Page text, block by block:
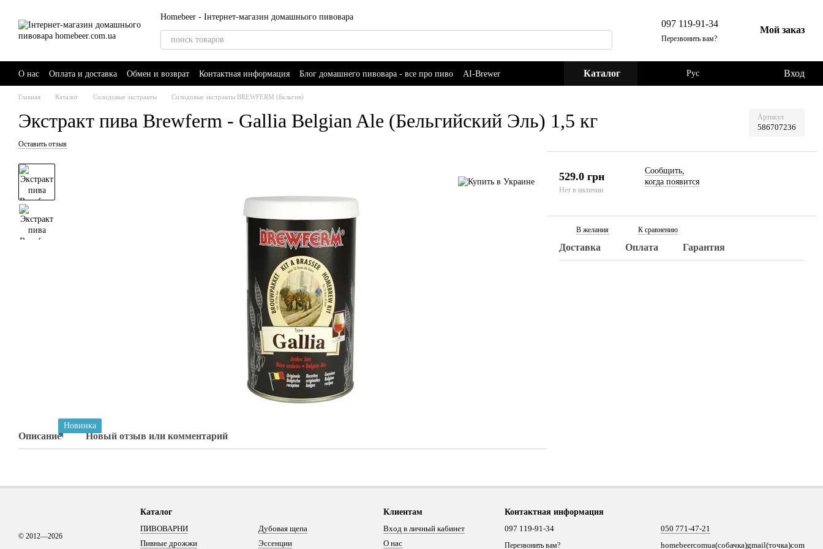
Homebeer - Інтернет-магазин домашнього пивовара
097 119-91-34
Перезвонить вам?
Мой заказ
О нас Оплата и доставка Обмен и возврат Контактная информация Блог домашнего пивовара - все про пиво AI-Brewer Каталог Рус Вход
Главная Каталог Солодовые экстракты Солодовые экстракты BREWFERM (Бельгия)
Экстракт пива Brewferm - Gallia Belgian Ale (Бельгийский Эль) 1,5 кг Артикул
586707236
Оставить отзыв
Новинка
Описание Новый отзыв или комментарий
529.0 грн
Нет в наличии
Сообщить,
когда появится
В желания К сравнению
Доставка Оплата Гарантия
© 2012—2026
Каталог
ПИВОВАРНИ
Пивные дрожжи
Дубовая щепа
Эссенции
Клиентам
Вход в личный кабинет
О нас
Контактная информация
097 119-91-34
Перезвонить вам?
050 771-47-21
homebeercomua(собачка)gmail(точка)com